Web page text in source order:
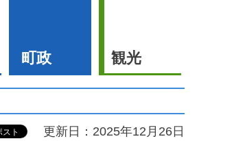
町政 観光
更新日：2025年12月26日